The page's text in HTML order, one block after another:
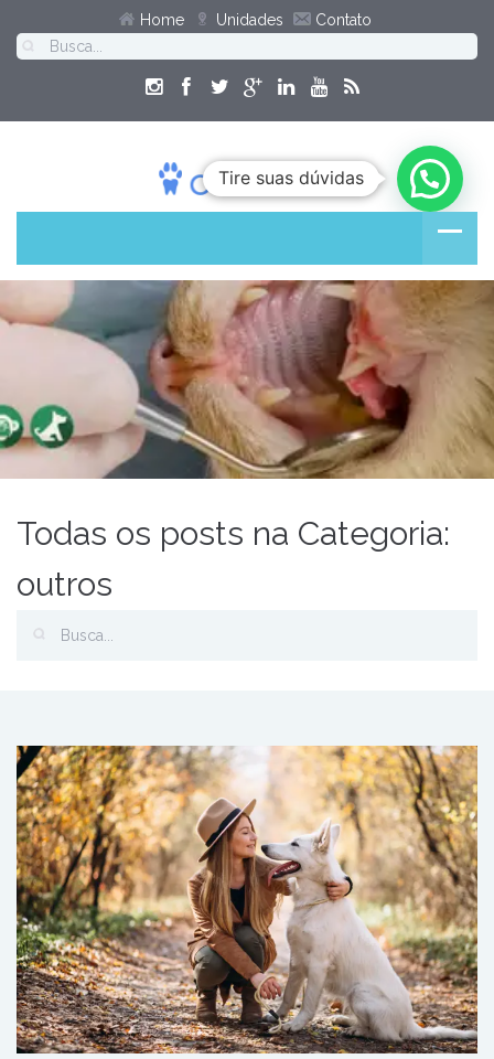
Home Unidades Contato
Todas os posts na Categoria:
outros
Tire suas dúvidas